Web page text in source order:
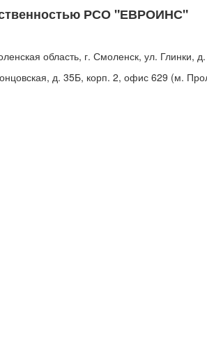
РСО "ЕВРОИНС"
область, г. Смоленск, ул. Глинки,
д. 35Б, корп. 2, офис 629 (м.